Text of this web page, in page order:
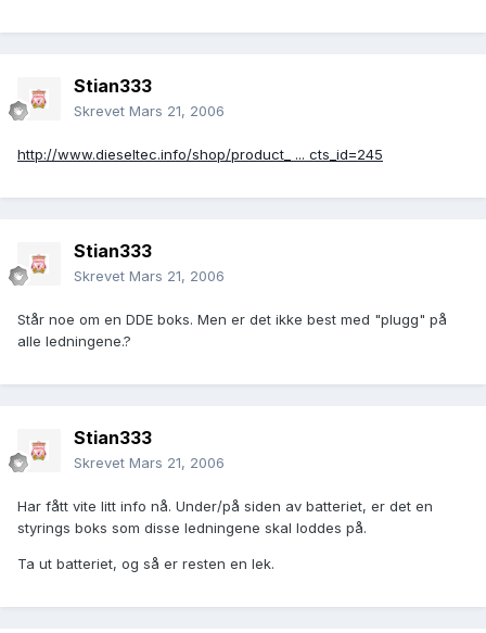
Stian333
Skrevet Mars 21, 2006
http://www.dieseltec.info/shop/product_ ... cts_id=245
Stian333
Skrevet Mars 21, 2006
Står noe om en DDE boks. Men er det ikke best med "plugg" på
alle ledningene.?
Stian333
Skrevet Mars 21, 2006
Har fått vite litt info nå. Under/på siden av batteriet, er det en
styrings boks som disse ledningene skal loddes på.
Ta ut batteriet, og så er resten en lek.